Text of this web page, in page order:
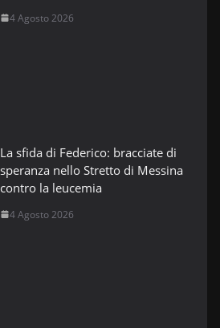
4 Agosto 2026
La sfida di Federico: bracciate di
speranza nello Stretto di Messina
contro la leucemia
4 Agosto 2026